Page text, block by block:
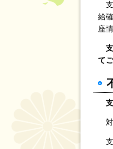
支
給
座
て
対
支